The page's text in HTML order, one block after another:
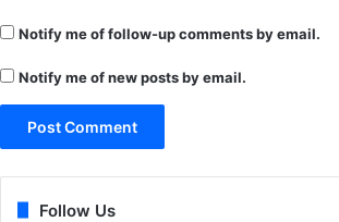
Notify me of follow-up comments by email.
Notify me of new posts by email.
Follow Us